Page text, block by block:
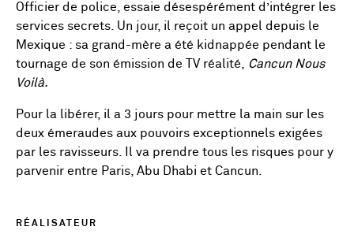
Officier de police, essaie désespérément d’intégrer les
services secrets. Un jour, il reçoit un appel depuis le
Mexique : sa grand-mère a été kidnappée pendant le
tournage de son émission de TV réalité,
Cancun Nous
Voilà.
Pour la libérer, il a 3 jours pour mettre la main sur les
deux émeraudes aux pouvoirs exceptionnels exigées
par les ravisseurs. Il va prendre tous les risques pour y
parvenir entre Paris, Abu Dhabi et Cancun.
RÉALISATEUR